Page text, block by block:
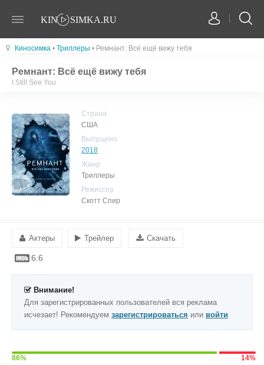
Киносимка • Триллеры • Ремнант: Всё ещё вижу тебя
Ремнант: Всё ещё вижу тебя
I Still See You
Страна
США
Выпущено
2018
Жанр
Триллеры
Режиссер
Скотт Спир
Актеры Трейлер Скачать
6.6
Внимание!
Для зарегистрированных пользователей вся реклама
исчезает! Рекомендуем зарегистрироваться или войти
86% 14%